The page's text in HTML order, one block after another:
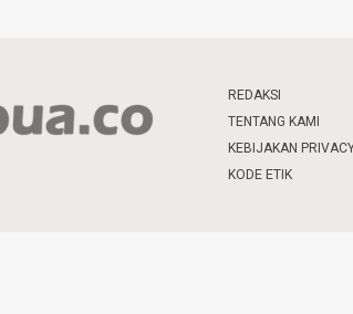
REDAKSI
TENTANG KAMI
KEBIJAKAN
KODE ETIK